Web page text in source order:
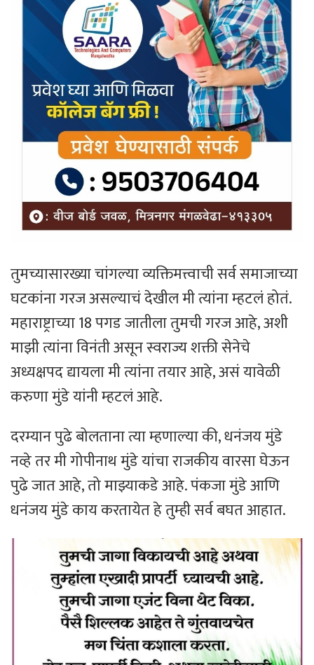
तुमच्यासारख्या चांगल्या व्यक्तिमत्त्वाची सर्व समाजाच्या
घटकांना गरज असल्याचं देखील मी त्यांना म्हटलं होतं.
महाराष्ट्राच्या 18 पगड जातीला तुमची गरज आहे, अशी
माझी त्यांना विनंती असून स्वराज्य शक्ती सेनेचे
अध्यक्षपद द्यायला मी त्यांना तयार आहे, असं यावेळी
करुणा मुंडे यांनी म्हटलं आहे.
दरम्यान पुढे बोलताना त्या म्हणाल्या की, धनंजय मुंडे
नव्हे तर मी गोपीनाथ मुंडे यांचा राजकीय वारसा घेऊन
पुढे जात आहे, तो माझ्याकडे आहे. पंकजा मुंडे आणि
धनंजय मुंडे काय करतायेत हे तुम्ही सर्व बघत आहात.